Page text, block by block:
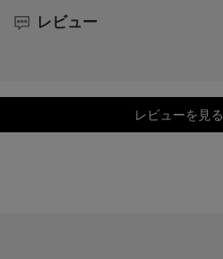
レビュー
レビューを見る